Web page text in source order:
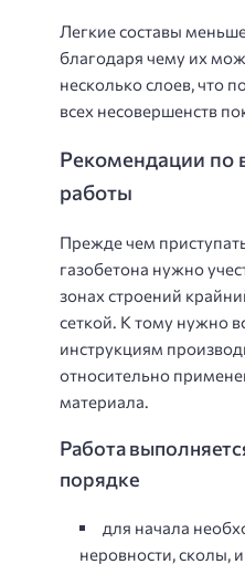
Легкие составы
благодаря чему их
несколько слоев, что
всех несовершенств
Рекомендации по
работы
Прежде чем
газобетона нужно
зонах строений
сеткой. К тому нужно
инструкциям
относительно
материала.
Работа
порядке
для начала
неровности, сколы,